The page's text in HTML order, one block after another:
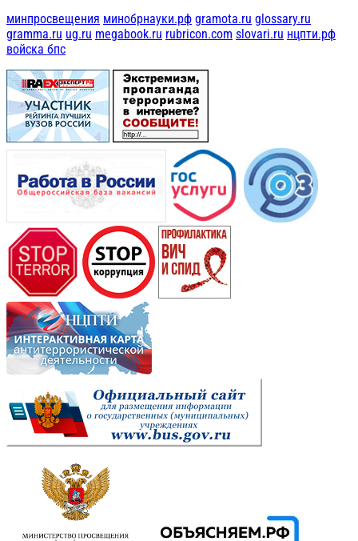
минпросвещения минобрнауки.рф gramota.ru glossary.ru
gramma.ru ug.ru megabook.ru rubricon.com slovari.ru нцпти.рф
войска бпс